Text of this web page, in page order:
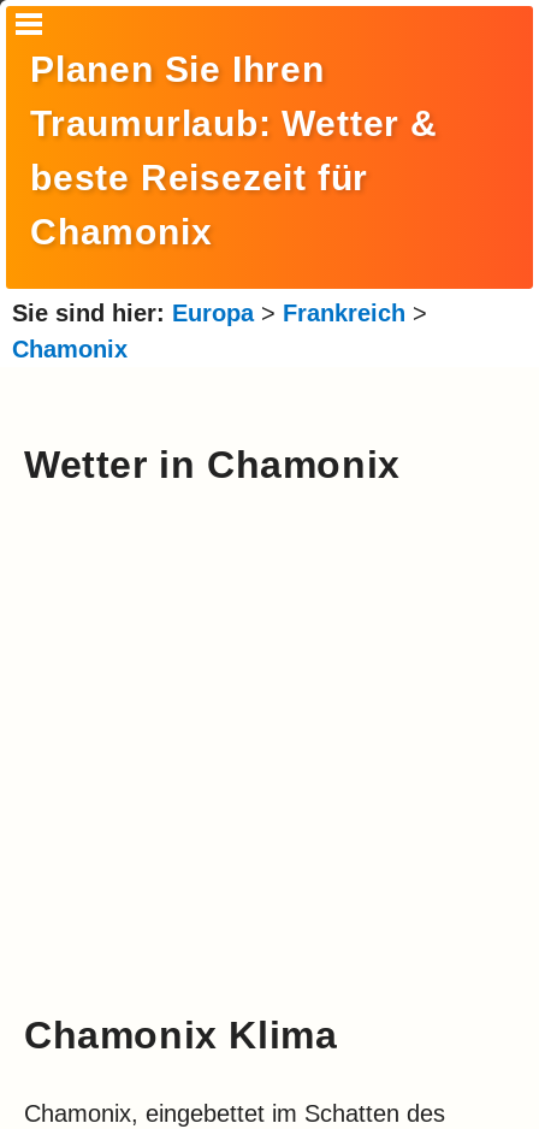
Amerika
Asien
Afrika
Ozeanien
Planen Sie Ihren
Traumurlaub: Wetter &
beste Reisezeit für
Chamonix
Sie sind hier: Europa> Frankreich >
Chamonix
Wetter in Chamonix
Chamonix Klima
Chamonix, eingebettet im Schatten des